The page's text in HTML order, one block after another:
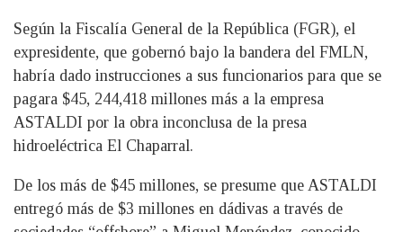
Según la Fiscalía General de la República (FGR), el
expresidente, que gobernó bajo la bandera del FMLN,
habría dado instrucciones a sus funcionarios para que se
pagara $45, 244,418 millones más a la empresa
ASTALDI por la obra inconclusa de la presa
hidroeléctrica El Chaparral.
De los más de $45 millones, se presume que ASTALDI
entregó más de $3 millones en dádivas a través de